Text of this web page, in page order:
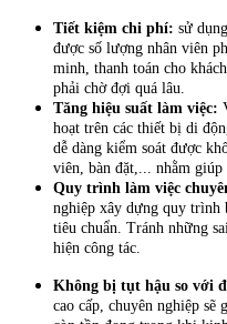
Tiết kiệm chi phí: sử
được số lượng nhân viên
minh, thanh toán cho
phải chờ đợi quá lâu.
Tăng hiệu suất làm việc:
hoạt trên các thiết bị di
dễ dàng kiểm soát được
viên, bàn đặt,... nhằm giúp
Quy trình làm việc
nghiệp xây dựng quy trình
tiêu chuẩn. Tránh những
hiện công tác.
Không bị tụt hậu so với
cao cấp, chuyên nghiệp sẽ